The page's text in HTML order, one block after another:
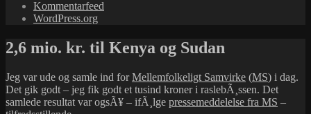
Kommentarfeed
WordPress.org
2,6 mio. kr. til Kenya og Sudan
Jeg var ude og samle ind forMellemfolkeligt Samvirke (MS) i dag.
Det gik godt – jeg fik godt et tusind kroner i raslebÃ¸ssen. Det
samlede resultat var ogsÃ¥ – ifÃ¸lge pressemeddelelse fra MS –